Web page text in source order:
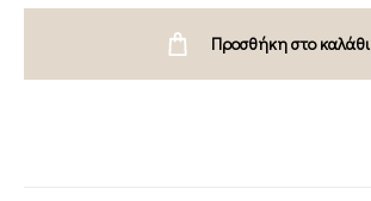
Προσθήκη στο καλάθι